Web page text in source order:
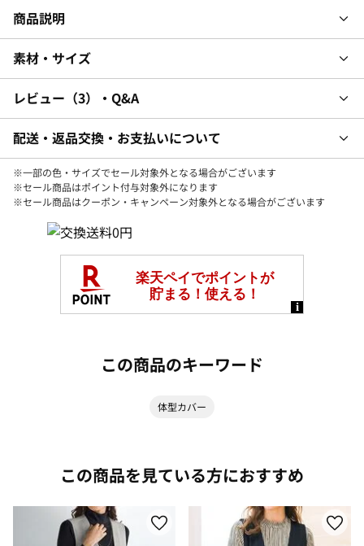
商品説明
素材・サイズ
レビュー 3 ・Q&A
配送・返品交換・お支払いについて
※一部の色・サイズでセール対象外となる場合がございます
※セール商品はポイント付与対象外になります
※セール商品はクーポン・キャンペーン対象外となる場合がございます
この商品のキーワード
体型カバー
この商品を見ている方におすすめ